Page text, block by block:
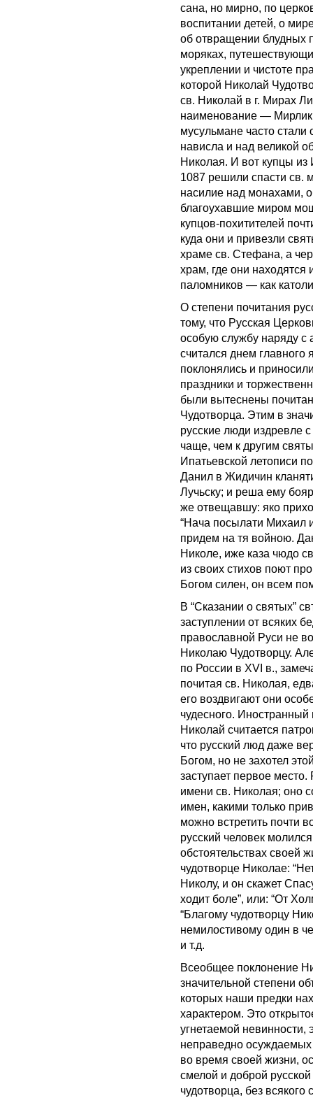
сана, но мирно, по
воспитании детей, о
об отвращении блудных
моряках,
укреплении и чистоте
которой Николай
св. Николай в г. Мирах
наименование —
мусульмане часто стали
нависла и над великой
Николая. И вот купцы из
1087 решили спасти св.
насилие над монахами,
благоухавшие миром
купцов-похитителей
куда они и привезли
храме св. Стефана, а
храм, где они находятся
паломников — как
О степени почитания
тому, что Русская
особую службу наряду с
считался днем главного
поклонялись и
праздники и
были вытеснены
Чудотворца. Этим в
русские люди издревле
чаще, чем к другим
Ипатьевской летописи
Данил в Жидичин
Лучьску; и реша ему
же отвещавшу: яко
“Нача посылати Михаил
придем на тя войною.
Николе, иже каза чюдо
из своих стихов поют
Богом силен, он всем
В “Сказании о святых”
заступлении от всяких
православной Руси не
Николаю Чудотворцу.
по России в XVI в.,
почитая св. Николая,
его воздвигают они
чудесного. Иностранный
Николай считается
что русский люд даже
Богом, но не захотел
заступает первое
имени св. Николая; оно
имен, какими только
можно встретить почти
русский человек
обстоятельствах своей
чудотворце Николае:
Николу, и он скажет
ходит боле”, или: “От
“Благому чудотворцу
немилостивому один в
и т.д.
Всеобщее поклонение
значительной степени
которых наши предки
характером. Это
угнетаемой невинности,
неправедно осуждаемых
во время своей жизни,
смелой и доброй
чудотворца, без